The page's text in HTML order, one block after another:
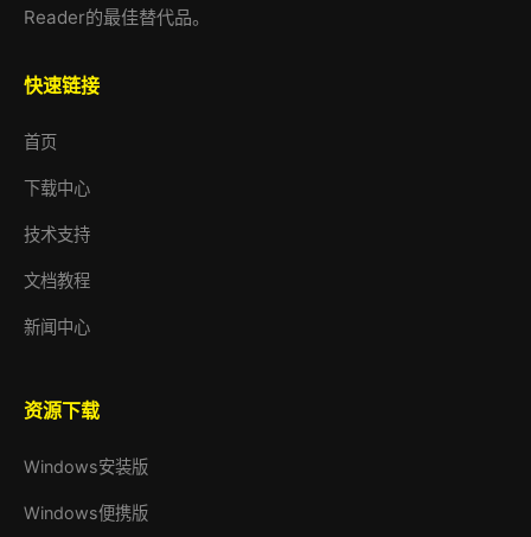
Reader的最佳替代品。
快速链接
首页
下载中心
技术支持
文档教程
新闻中心
资源下载
Windows安装版
Windows便携版